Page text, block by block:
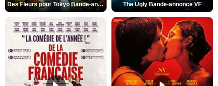
Des Fleurs pour Tokyo Bande-annonce VO STFR The Ugly Bande-annonce VF